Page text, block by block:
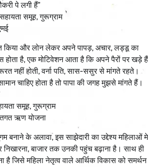
पे लगी हैं”
समूह, गुरूग्राम
किया और लोन लेकर अपने पापड़, अचार, लड्डू का
होता है, एक मोटिवेशन आता है कि अपने पैरों पर खड़े हैं
नहीं होती, वर्ना पति, सास-ससुर से मांगते रहते।
चाहिए होता है तो पापा की जगह मुझसे मांगते हैं।
समूह, गुरूग्राम
ऋण योजना
के अलावा, इस साझेदारी का उद्देश्य महिलाओं मे
बाजार तक उनकी पहुंच बढ़ाना है। साथ ही
है जिसे महिला नेतृत्व वाले आर्थिक विकास को समर्थन